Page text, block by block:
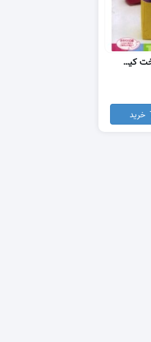
دانلود کتاب طراحی و دوخت کیف
خرید